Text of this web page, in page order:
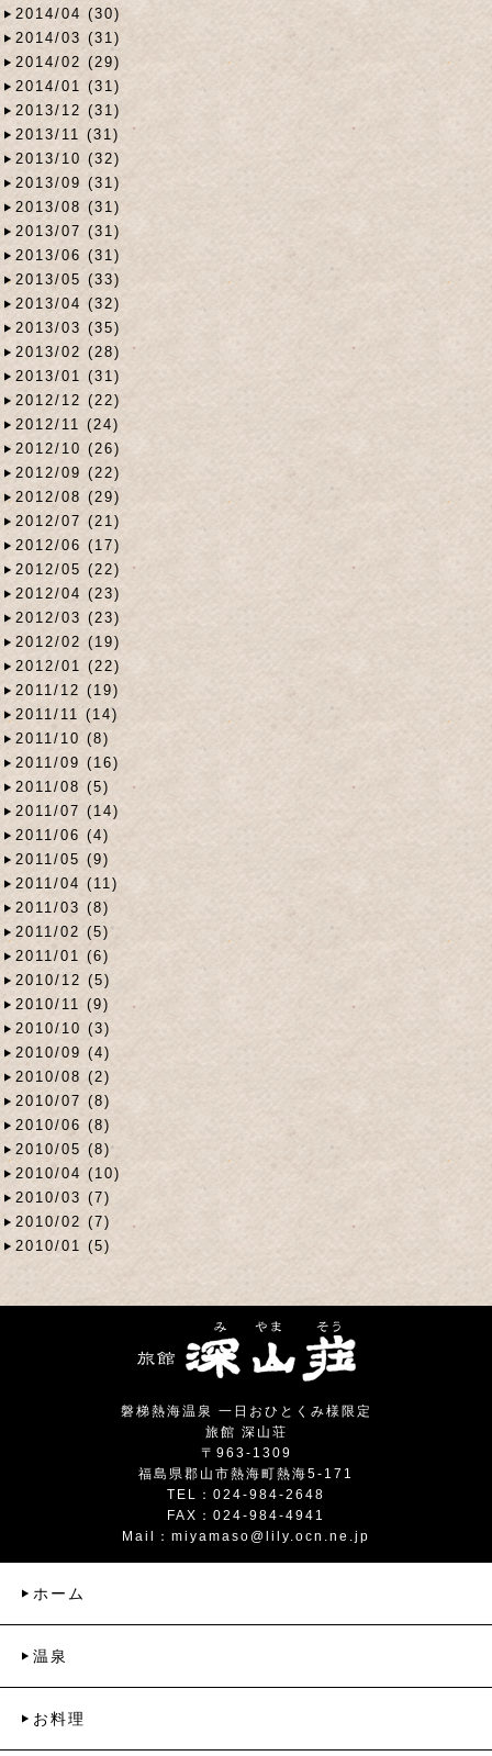
2014/04 (30)
2014/03 (31)
2014/02 (29)
2014/01 (31)
2013/12 (31)
2013/11 (31)
2013/10 (32)
2013/09 (31)
2013/08 (31)
2013/07 (31)
2013/06 (31)
2013/05 (33)
2013/04 (32)
2013/03 (35)
2013/02 (28)
2013/01 (31)
2012/12 (22)
2012/11 (24)
2012/10 (26)
2012/09 (22)
2012/08 (29)
2012/07 (21)
2012/06 (17)
2012/05 (22)
2012/04 (23)
2012/03 (23)
2012/02 (19)
2012/01 (22)
2011/12 (19)
2011/11 (14)
2011/10 (8)
2011/09 (16)
2011/08 (5)
2011/07 (14)
2011/06 (4)
2011/05 (9)
2011/04 (11)
2011/03 (8)
2011/02 (5)
2011/01 (6)
2010/12 (5)
2010/11 (9)
2010/10 (3)
2010/09 (4)
2010/08 (2)
2010/07 (8)
2010/06 (8)
2010/05 (8)
2010/04 (10)
2010/03 (7)
2010/02 (7)
2010/01 (5)
磐梯熱海温泉 一日おひとくみ様限定
旅館 深山荘
〒963-1309
福島県郡山市熱海町熱海5-171
TEL：024-984-2648
FAX：024-984-4941
Mail： miyamaso@lily.ocn.ne.jp
ホーム
温泉
お料理